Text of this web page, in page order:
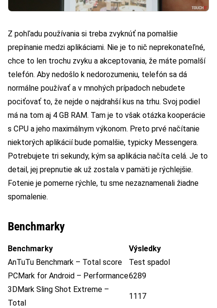
Z pohľadu používania si treba zvyknúť na pomalšie
prepínanie medzi aplikáciami. Nie je to nič neprekonateľné,
chce to len trochu zvyku a akceptovania, že máte pomalší
telefón. Aby nedošlo k nedorozumeniu, telefón sa dá
normálne používať a v mnohých prípadoch nebudete
pociťovať to, že nejde o najdrahší kus na trhu. Svoj podiel
má na tom aj 4 GB RAM. Tam je to však otázka kooperácie
s CPU a jeho maximálnym výkonom. Preto prvé načítanie
niektorých aplikácií bude pomalšie, typicky Messengera.
Potrebujete tri sekundy, kým sa aplikácia načíta celá. Je to
detail, jej prepnutie ak už zostala v pamäti je rýchlejšie.
Fotenie je pomerne rýchle, tu sme nezaznamenali žiadne
spomalenie.
Benchmarky
Benchmarky
Výsledky
AnTuTu Benchmark – Total score
Test spadol
PCMark for Android – Performance6289
3DMark Sling Shot Extreme –
Total
1117